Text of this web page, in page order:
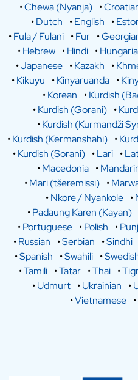
•Chewa (Nyanja) •
•Dutch •English •
•Fula / Fulani •Fur •
•Hebrew •Hindi •
•Japanese •Kazakh •
•Kikuyu •Kinyaruanda •
•Korean •Kurdish
•Kurdish (Gorani) •
•Kurdish (Kurmandži
•Kurdish (Kermanshahi) •
•Kurdish (Sorani) •Lari •
•Macedonia •
•Mari (tšeremissi) •
•Nkore / Nyankole •
•Padaung Karen (Kayan)
•Portuguese •Polish •
•Russian •Serbian •Sindhi
•Spanish •Swahili •
•Tamili •Tatar •Thai •
•Udmurt •Ukrainian •
•Vietnamese •